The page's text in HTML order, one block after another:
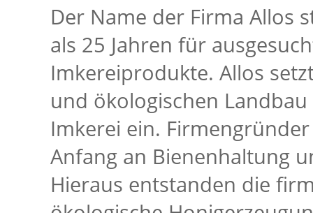
Der Name der Firma Allos
als 25 Jahren für
Imkereiprodukte. Allos
und ökologischen
Imkerei ein.
Anfang an Bienenhaltung
Hieraus entstanden die